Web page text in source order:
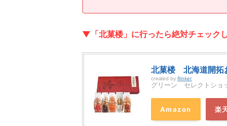
▼「北菓楼」に行ったら絶対チェック
北菓楼 北海道開拓
created by Rinker
グリーン セレクトショ
Amazon 楽